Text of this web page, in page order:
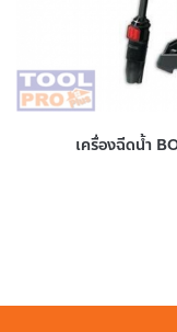
เครื่องฉีดน้ำ